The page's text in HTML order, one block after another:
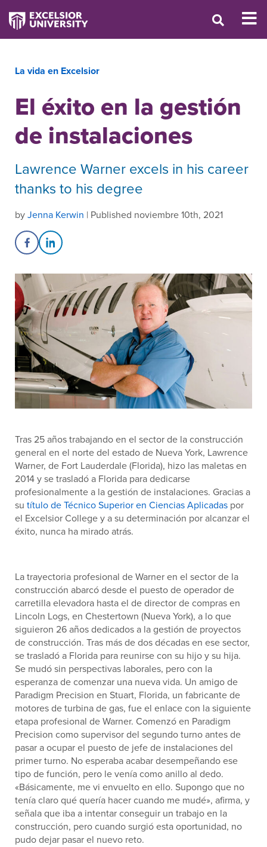
La vida en Excelsior
El éxito en la gestión
de instalaciones
Lawrence Warner excels in his career
thanks to his degree
byJenna Kerwin | Published noviembre 10th, 2021
Share on Facebook
Share on LinkedIn
Tras 25 años trabajando en el sector de la construcción
general en el norte del estado de Nueva York, Lawrence
Warner, de Fort Lauderdale (Florida), hizo las maletas en
2014 y se trasladó a Florida para dedicarse
profesionalmente a la gestión de instalaciones. Gracias a
su título de Técnico Superior en Ciencias Aplicadas por
el Excelsior College y a su determinación por alcanzar el
éxito, nunca ha mirado atrás.
La trayectoria profesional de Warner en el sector de la
construcción abarcó desde el puesto de operador de
carretilla elevadora hasta el de director de compras en
Lincoln Logs, en Chestertown (Nueva York), a lo que
siguieron 26 años dedicados a la gestión de proyectos
de construcción. Tras más de dos décadas en ese sector,
se trasladó a Florida para reunirse con su hijo y su hija.
Se mudó sin perspectivas laborales, pero con la
esperanza de comenzar una nueva vida. Un amigo de
Paradigm Precision en Stuart, Florida, un fabricante de
motores de turbina de gas, fue el enlace con la siguiente
etapa profesional de Warner. Comenzó en Paradigm
Precision como supervisor del segundo turno antes de
pasar a ocupar el puesto de jefe de instalaciones del
primer turno. No esperaba acabar desempeñando ese
tipo de función, pero le venía como anillo al dedo.
«Básicamente, me vi envuelto en ello. Supongo que no
tenía claro qué quería hacer cuando me mudé», afirma, y
señala que iba a intentar conseguir un trabajo en la
construcción, pero cuando surgió esta oportunidad, no
pudo dejar pasar el nuevo reto.